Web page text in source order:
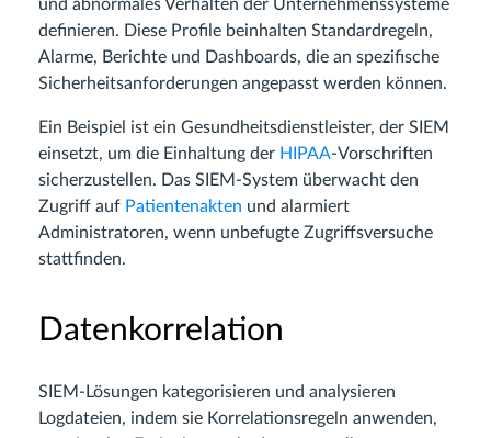
und abnormales Verhalten der Unternehmenssysteme
definieren. Diese Profile beinhalten Standardregeln,
Alarme, Berichte und Dashboards, die an spezifische
Sicherheitsanforderungen angepasst werden können.
Ein Beispiel ist ein Gesundheitsdienstleister, der SIEM
einsetzt, um die Einhaltung der HIPAA-Vorschriften
sicherzustellen. Das SIEM-System überwacht den
Zugriff auf Patientenakten und alarmiert
Administratoren, wenn unbefugte Zugriffsversuche
stattfinden.
Datenkorrelation
SIEM-Lösungen kategorisieren und analysieren
Logdateien, indem sie Korrelationsregeln anwenden,